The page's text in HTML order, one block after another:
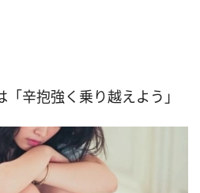
「辛抱強く乗り越えよう」